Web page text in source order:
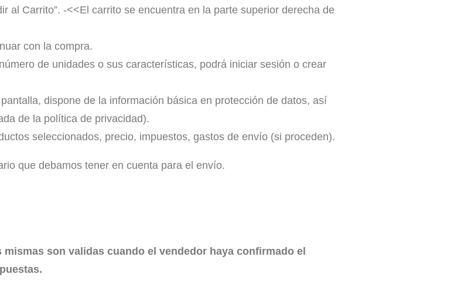
al Carrito”. -<<El carrito se encuentra en la parte superior derecha de
con la compra.
de unidades o sus características, podrá iniciar sesión o crear
dispone de la información básica en protección de datos, así
de la política de privacidad).
seleccionados, precio, impuestos, gastos de envío (si proceden).
que debamos tener en cuenta para el envío.
mismas son validas cuando el vendedor haya confirmado el